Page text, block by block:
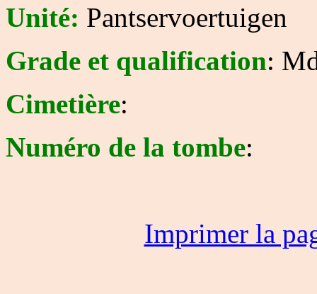
Unité: Pantservoertuigen
Grade et qualification:
Cimetière:
Numéro de la tombe:
Imprimer la